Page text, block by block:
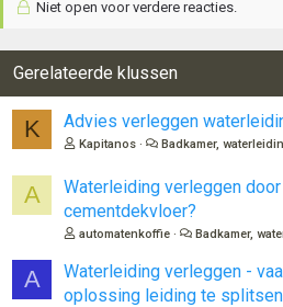
r
e
r
n
g
e
Niet open voor verdere reacties.
Gerelateerde klussen
K Advies verleggen
Kapitanos Badkamer,
A
Waterleiding verleggen
cementdekvloer?
automatenkoffie Badkamer,
A
Waterleiding verleggen -
oplossing leiding te